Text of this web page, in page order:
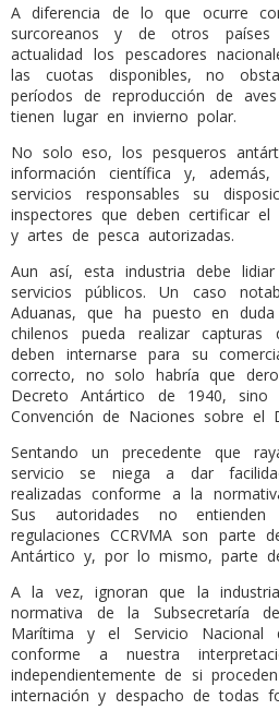
A diferencia de lo que ocurre
surcoreanos y de otros
actualidad los pescadores
las cuotas disponibles, no
períodos de reproducción de
tienen lugar en invierno polar.
No solo eso, los pesqueros
información científica y,
servicios responsables su
inspectores que deben certificar
y artes de pesca autorizadas.
Aun así, esta industria debe
servicios públicos. Un caso
Aduanas, que ha puesto en
chilenos pueda realizar capturas
deben internarse para su
correcto, no solo habría que
Decreto Antártico de 1940,
Convención de Naciones sobre el
Sentando un precedente que
servicio se niega a dar
realizadas conforme a la
Sus autoridades no
regulaciones CCRVMA son parte
Antártico y, por lo mismo, parte
A la vez, ignoran que la
normativa de la Subsecretaría
Marítima y el Servicio Nacional
conforme a nuestra
independientemente de si
internación y despacho de todas